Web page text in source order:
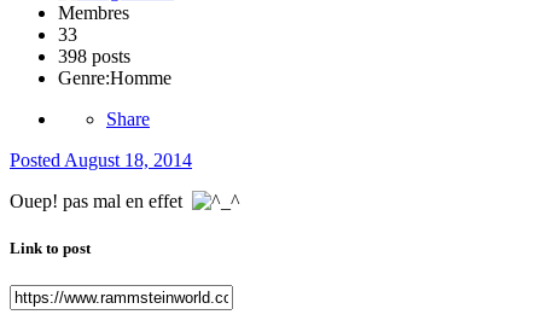
Membres
33
398 posts
Genre:Homme
Share
Posted August 18, 2014
Ouep! pas mal en effet
Link to post